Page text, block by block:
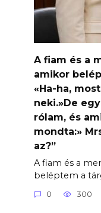
A fiam és a
amikor
«Ha-ha,
neki.»De
rólam, és
mondta:»
az?”
A fiam és a
beléptem a
0 300